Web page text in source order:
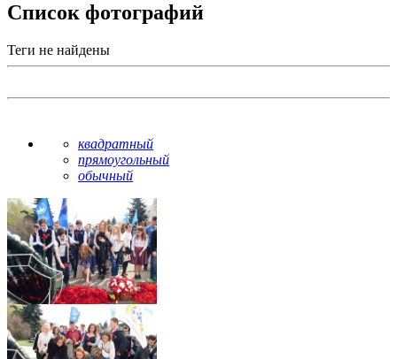
Список фотографий
Теги не найдены
квадратный
прямоугольный
обычный